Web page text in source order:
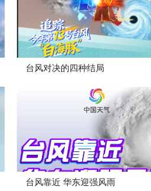
台风对决的四种结局
台风靠近 华东迎强风雨